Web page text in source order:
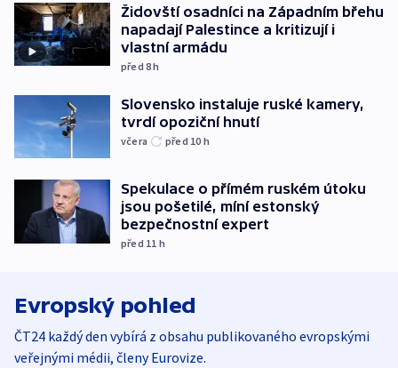
Židovští osadníci na Západním břehu
napadají Palestince a kritizují i
vlastní armádu
před 8h
Slovensko instaluje ruské kamery,
tvrdí opoziční hnutí
včera před 10 h
Spekulace o přímém ruském útoku
jsou pošetilé, míní estonský
bezpečnostní expert
před 11 h
Evropský pohled
ČT24 každý den vybírá z obsahu publikovaného evropskými
veřejnými médii, členy Eurovize.